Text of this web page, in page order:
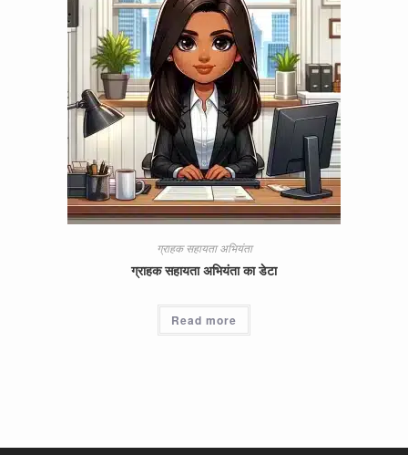
ग्राहक सहायता अभियंता
ग्राहक सहायता अभियंता का डेटा
Read more